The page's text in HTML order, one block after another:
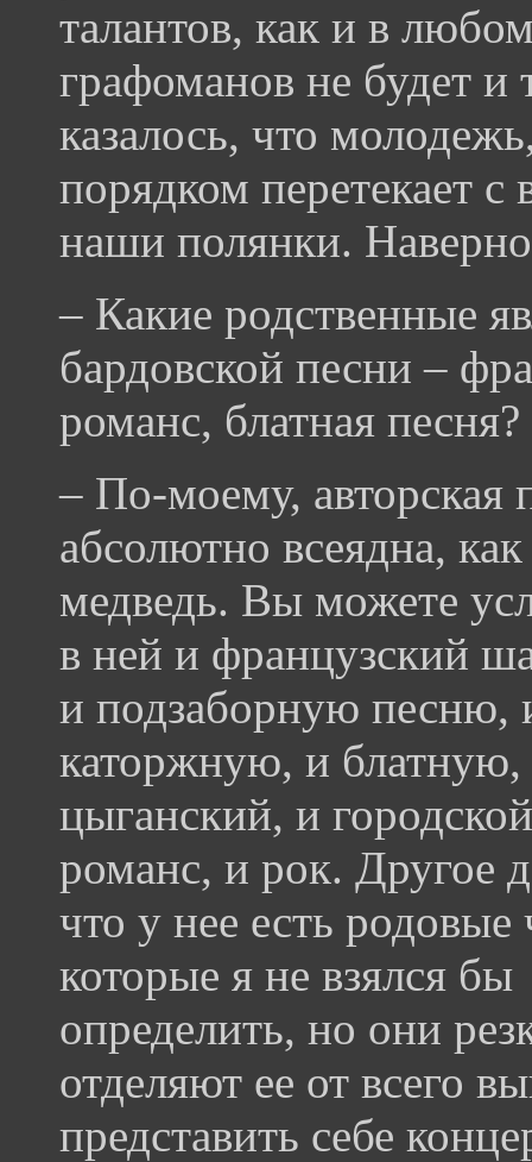
талантов, как и в
графоманов не будет
казалось, что
порядком перетекает
наши полянки.
– Какие родственные
бардовской песни –
романс, блатная песня?
– По-моему, авторская
абсолютно всеядна, как
медведь. Вы можете
в ней и французский
и подзаборную песню,
каторжную, и блатную,
цыганский, и городской
романс, и рок. Другое
что у нее есть родовые
которые я не взялся бы
определить, но они
отделяют ее от всего
представить себе